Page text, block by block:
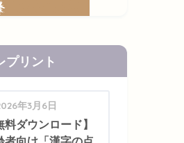
プリント
年3月6日
料ダウンロード】